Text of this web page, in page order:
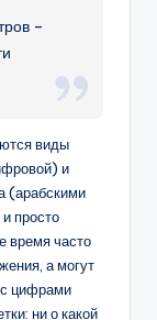
–
виды
и
(арабскими
просто
время часто
а могут
с цифрами
ни о какой